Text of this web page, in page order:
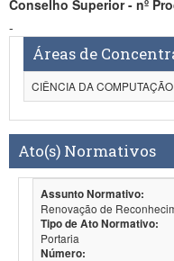
Conselho Superior - nº
-
Áreas de
CIÊNCIA DA COMPUTAÇÃO
Ato(s) Normativos
Assunto Normativo:
Renovação de
Tipo de Ato Normativo:
Portaria
Número: